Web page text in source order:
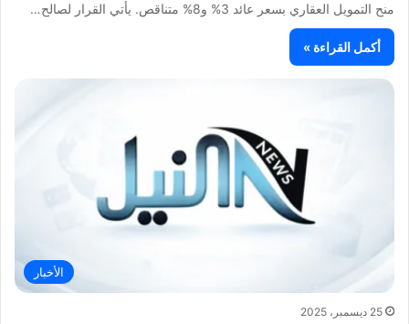
منح التمويل العقاري بسعر عائد 3% و8% متناقص. يأتي القرار لصالح…
أكمل القراءة »
الأخبار
25 ديسمبر، 2025